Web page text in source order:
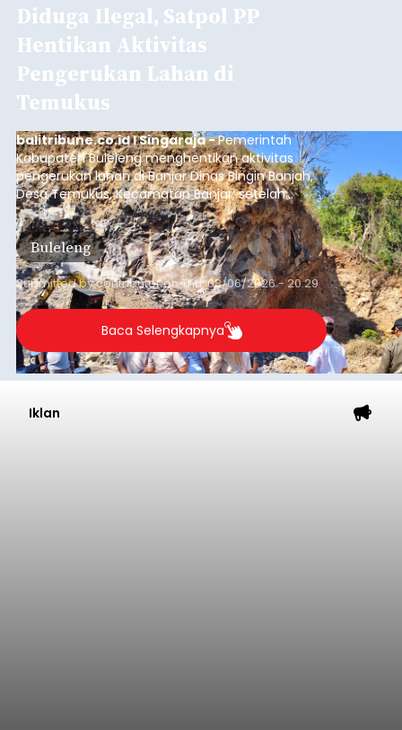
Diduga Ilegal, Satpol PP
Hentikan Aktivitas
Pengerukan Lahan di
Temukus
balitribune.co.id I Singaraja -Pemerintah
Kabupaten Buleleng menghentikan aktivitas
pengerukan lahan di Banjar Dinas Bingin Banjah,
Desa Temukus, Kecamatan Banjar, setelah
ditemukan indikasi kegiatan pengambilan
material yang tidak sesuai dengan peruntukan
kawasan.
Buleleng
Submitted bycontributoronThu, 08/06/2026 - 20:29
Baca Selengkapnya
Iklan